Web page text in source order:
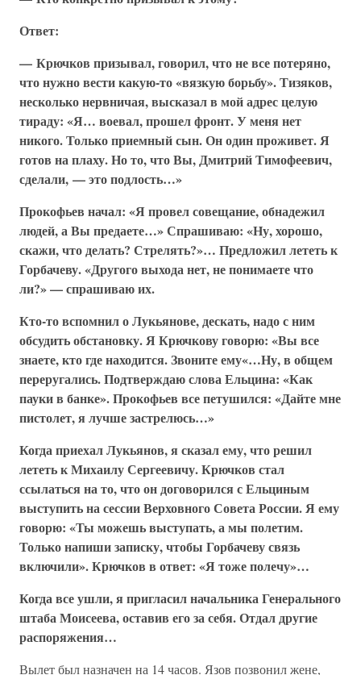
Ответ:
— Крючков призывал, говорил, что не все потеряно,
что нужно вести какую-то «вязкую борьбу». Тизяков,
несколько нервничая, высказал в мой адрес целую
тираду: «Я… воевал, прошел фронт. У меня нет
никого. Только приемный сын. Он один проживет. Я
готов на плаху. Но то, что Вы, Дмитрий Тимофеевич,
сделали, — это подлость…»
Прокофьев начал: «Я провел совещание, обнадежил
людей, а Вы предаете…» Спрашиваю: «Ну, хорошо,
скажи, что делать? Стрелять?»… Предложил лететь к
Горбачеву. «Другого выхода нет, не понимаете что
ли?» — спрашиваю их.
Кто-то вспомнил о Лукьянове, дескать, надо с ним
обсудить обстановку. Я Крючкову говорю: «Вы все
знаете, кто где находится. Звоните ему«…Ну, в общем
переругались. Подтверждаю слова Ельцина: «Как
пауки в банке». Прокофьев все петушился: «Дайте мне
пистолет, я лучше застрелюсь…»
Когда приехал Лукьянов, я сказал ему, что решил
лететь к Михаилу Сергеевичу. Крючков стал
ссылаться на то, что он договорился с Ельциным
выступить на сессии Верховного Совета России. Я ему
говорю: «Ты можешь выступать, а мы полетим.
Только напиши записку, чтобы Горбачеву связь
включили». Крючков в ответ: «Я тоже полечу»…
Когда все ушли, я пригласил начальника Генерального
штаба Моисеева, оставив его за себя. Отдал другие
распоряжения…
Вылет был назначен на 14 часов. Язов позвонил жене,